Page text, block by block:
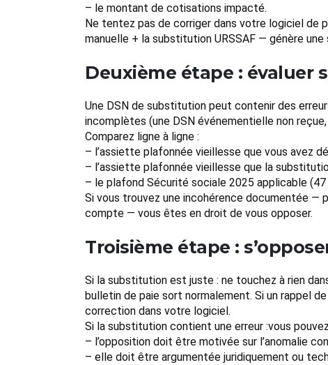
– le montant de cotisations impacté.
Ne tentez pas de corriger dans votre logiciel de
manuelle + la substitution URSSAF — génère
Deuxième étape : évaluer
Une DSN de substitution peut contenir des
incomplètes (une DSN événementielle non
Comparez ligne à ligne :
– l’assiette plafonnée vieillesse que vous avez
– l’assiette plafonnée vieillesse que la
– le plafond Sécurité sociale 2025 applicable
Si vous trouvez une incohérence documentée —
compte — vous êtes en droit de vous opposer.
Troisième étape :
Si la substitution est juste : ne touchez à rien
bulletin de paie sort normalement. Si un rappel
correction dans votre logiciel.
Si la substitution contient une erreur :vous
– l’opposition doit être motivée sur l’anomalie
– elle doit être argumentée juridiquement ou